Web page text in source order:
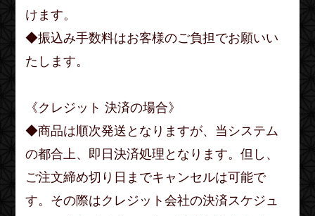
けます。
◆振込み手数料はお客様のご負担でお願いい
たします。
《クレジット 決済の場合》
◆商品は順次発送となりますが、当システム
の都合上、即日決済処理となります。但し、
ご注文締め切り日までキャンセルは可能で
す。その際はクレジット会社の決済スケジュ